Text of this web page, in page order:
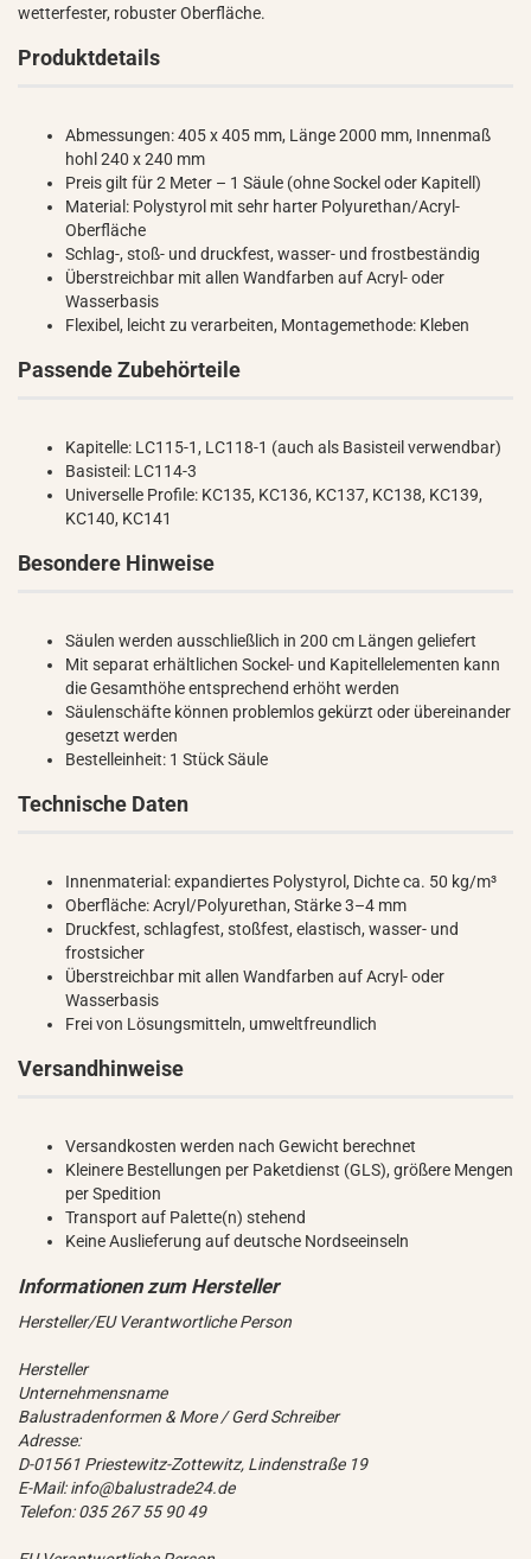
wetterfester, robuster Oberfläche.
Produktdetails
Abmessungen: 405 x 405 mm, Länge 2000 mm, Innenmaß
hohl 240 x 240 mm
Preis gilt für 2 Meter – 1 Säule (ohne Sockel oder Kapitell)
Material: Polystyrol mit sehr harter Polyurethan/Acryl-
Oberfläche
Schlag-, stoß- und druckfest, wasser- und frostbeständig
Überstreichbar mit allen Wandfarben auf Acryl- oder
Wasserbasis
Flexibel, leicht zu verarbeiten, Montagemethode: Kleben
Passende Zubehörteile
Kapitelle: LC115-1, LC118-1 (auch als Basisteil verwendbar)
Basisteil: LC114-3
Universelle Profile: KC135, KC136, KC137, KC138, KC139,
KC140, KC141
Besondere Hinweise
Säulen werden ausschließlich in 200 cm Längen geliefert
Mit separat erhältlichen Sockel- und Kapitellelementen kann
die Gesamthöhe entsprechend erhöht werden
Säulenschäfte können problemlos gekürzt oder übereinander
gesetzt werden
Bestelleinheit: 1 Stück Säule
Technische Daten
Innenmaterial: expandiertes Polystyrol, Dichte ca. 50 kg/m³
Oberfläche: Acryl/Polyurethan, Stärke 3–4 mm
Druckfest, schlagfest, stoßfest, elastisch, wasser- und
frostsicher
Überstreichbar mit allen Wandfarben auf Acryl- oder
Wasserbasis
Frei von Lösungsmitteln, umweltfreundlich
Versandhinweise
Versandkosten werden nach Gewicht berechnet
Kleinere Bestellungen per Paketdienst (GLS), größere Mengen
per Spedition
Transport auf Palette(n) stehend
Keine Auslieferung auf deutsche Nordseeinseln
Hersteller/EU Verantwortliche Person
Hersteller
Unternehmensname
Balustradenformen & More / Gerd Schreiber
Adresse:
D-01561 Priestewitz-Zottewitz, Lindenstraße 19
E-Mail: info@balustrade24.de
Telefon: 035 267 55 90 49